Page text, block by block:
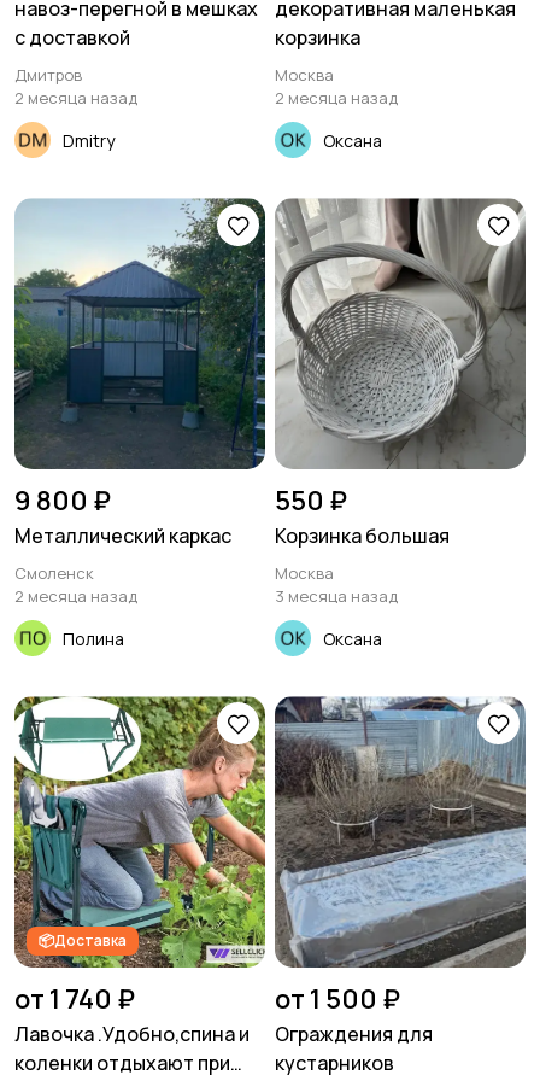
навоз-перегной в мешках
с доставкой
Дмитров
2 месяца назад
Dmitry
декоративная маленькая
корзинка
Москва
2 месяца назад
Оксана
9 800 ₽
Металлический каркас
Смоленск
2 месяца назад
Полина
550 ₽
Корзинка большая
Москва
3 месяца назад
Оксана
📦Доставка
от 1 740 ₽
Лавочка .Удобно,спина и
коленки отдыхают при
от 1 500 ₽
Ограждения для
кустарников